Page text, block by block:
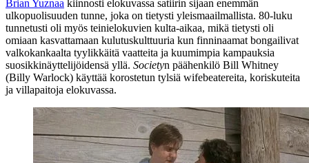
Brian Yuznaa kiinnosti elokuvassa satiirin sijaan enemmän
ulkopuolisuuden tunne, joka on tietysti yleismaailmallista. 80‑luku
tunnetusti oli myös teinielokuvien kulta-aikaa, mikä tietysti oli
omiaan kasvattamaan kulutuskulttuuria kun finninaamat bongailivat
valkokankaalta tyylikkäitä vaatteita ja kuumimpia kampauksia
suosikkinäyttelijöidensä yllä. Societyn päähenkilö Bill Whitney
(Billy Warlock) käyttää korostetun tylsiä wifebeatereita, koriskuteita
ja villapaitoja elokuvassa.